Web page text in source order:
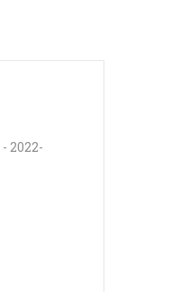
- 2022-